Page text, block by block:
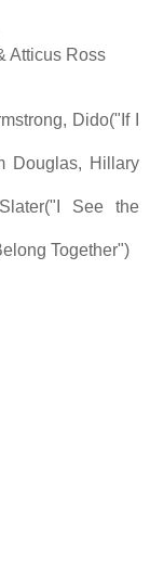
Atticus Ross
Dido("If I
Douglas, Hillary
See the
Together")